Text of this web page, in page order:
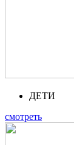
ДЕТИ
смотреть